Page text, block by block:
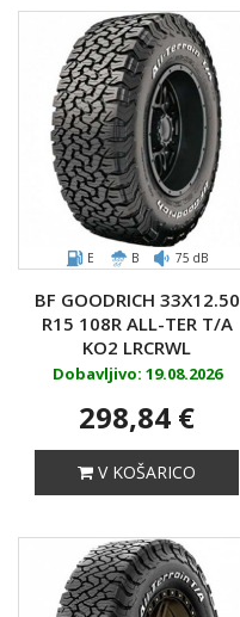
E B 75 dB
BF GOODRICH 33X12.50
R15 108R ALL-TER T/A
KO2 LRCRWL
Dobavljivo: 19.08.2026
298,84 €
V KOŠARICO